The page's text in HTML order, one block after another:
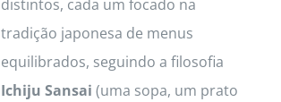
distintos, cada um focado na
tradição japonesa de menus
equilibrados, seguindo a filosofia
Ichiju Sansai (uma sopa, um prato